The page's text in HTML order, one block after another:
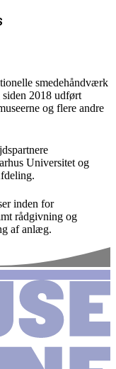
smedehåndværk
2018 udført
og flere andre
Universitet og
inden for
rådgivning og
af anlæg.